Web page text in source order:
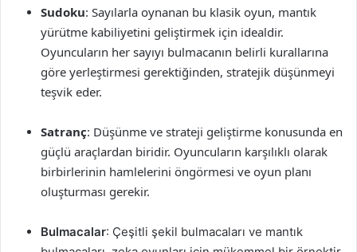
Sudoku: Sayılarla oynanan bu klasik oyun, mantık
yürütme kabiliyetini geliştirmek için idealdir.
Oyuncuların her sayıyı bulmacanın belirli kurallarına
göre yerleştirmesi gerektiğinden, stratejik düşünmeyi
teşvik eder.
Satranç: Düşünme ve strateji geliştirme konusunda en
güçlü araçlardan biridir. Oyuncuların karşılıklı olarak
birbirlerinin hamlelerini öngörmesi ve oyun planı
oluşturması gerekir.
Bulmacalar: Çeşitli şekil bulmacaları ve mantık